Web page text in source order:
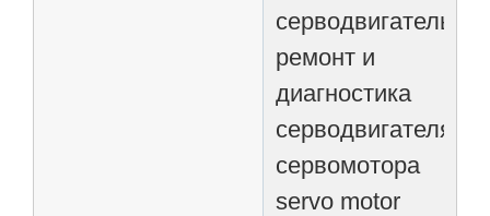
серводвигатель
ремонт и
диагностика
серводвигателя
сервомотора
servo motor